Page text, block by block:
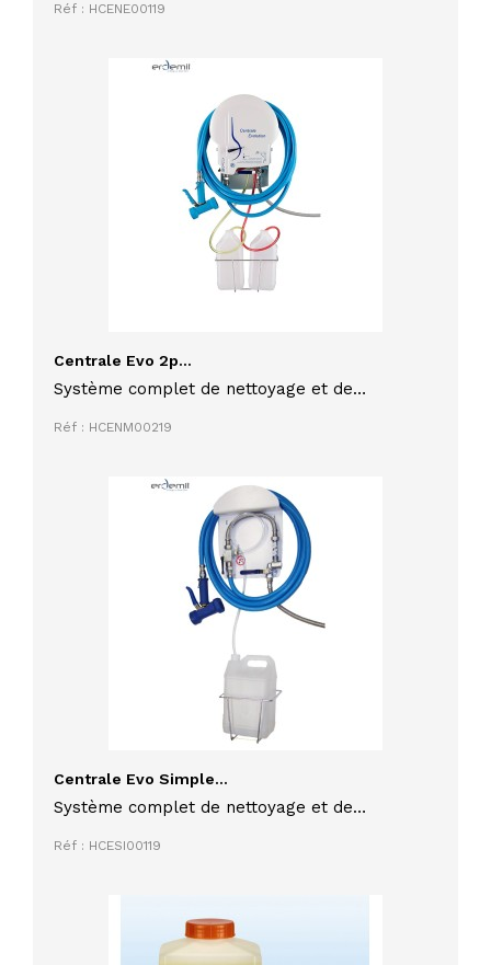
Réf : HCENE00119
Centrale Evo 2p...
Système complet de nettoyage et de
Réf : HCENM00219
Centrale Evo Simple...
Système complet de nettoyage et de
Réf : HCESI00119